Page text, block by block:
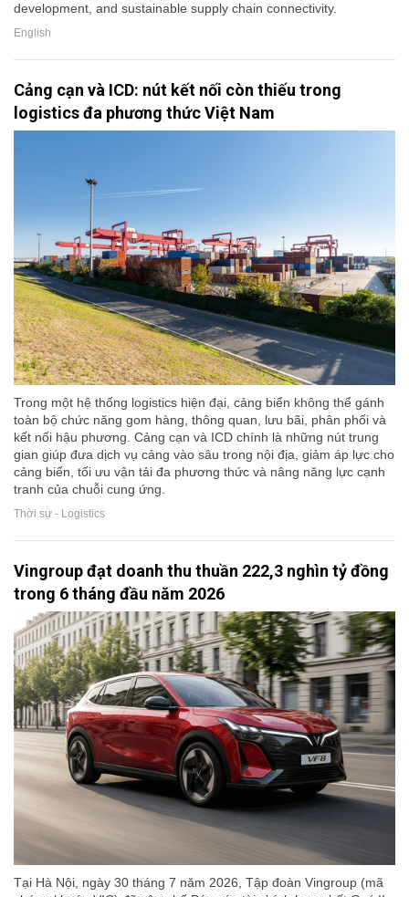
development, and sustainable supply chain connectivity.
English
Cảng cạn và ICD: nút kết nối còn thiếu trong
logistics đa phương thức Việt Nam
Trong một hệ thống logistics hiện đại, cảng biển không thể gánh
toàn bộ chức năng gom hàng, thông quan, lưu bãi, phân phối và
kết nối hậu phương. Cảng cạn và ICD chính là những nút trung
gian giúp đưa dịch vụ cảng vào sâu trong nội địa, giảm áp lực cho
cảng biển, tối ưu vận tải đa phương thức và nâng năng lực cạnh
tranh của chuỗi cung ứng.
Thời sự - Logistics
Vingroup đạt doanh thu thuần 222,3 nghìn tỷ đồng
trong 6 tháng đầu năm 2026
Tại Hà Nội, ngày 30 tháng 7 năm 2026, Tập đoàn Vingroup (mã